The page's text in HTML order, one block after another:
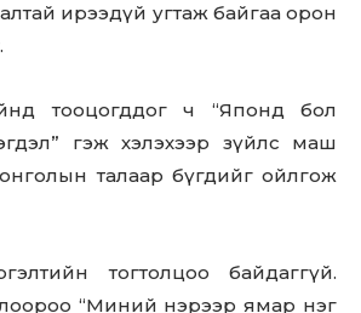
ирээдүй угтаж байгаа орон
тооцогддог ч “Японд бол
гэж хэлэхээр зүйлс маш
талаар бүгдийг ойлгож
тогтолцоо байдаггүй.
“Миний нэрээр ямар нэг